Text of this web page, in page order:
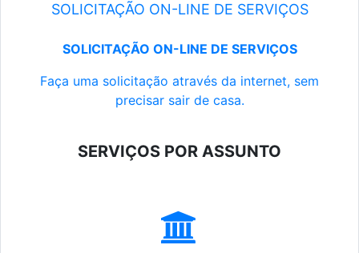
SOLICITAÇÃO ON-LINE DE SERVIÇOS
SOLICITAÇÃO ON-LINE DE SERVIÇOS
Faça uma solicitação através da internet, sem
precisar sair de casa.
SERVIÇOS POR ASSUNTO